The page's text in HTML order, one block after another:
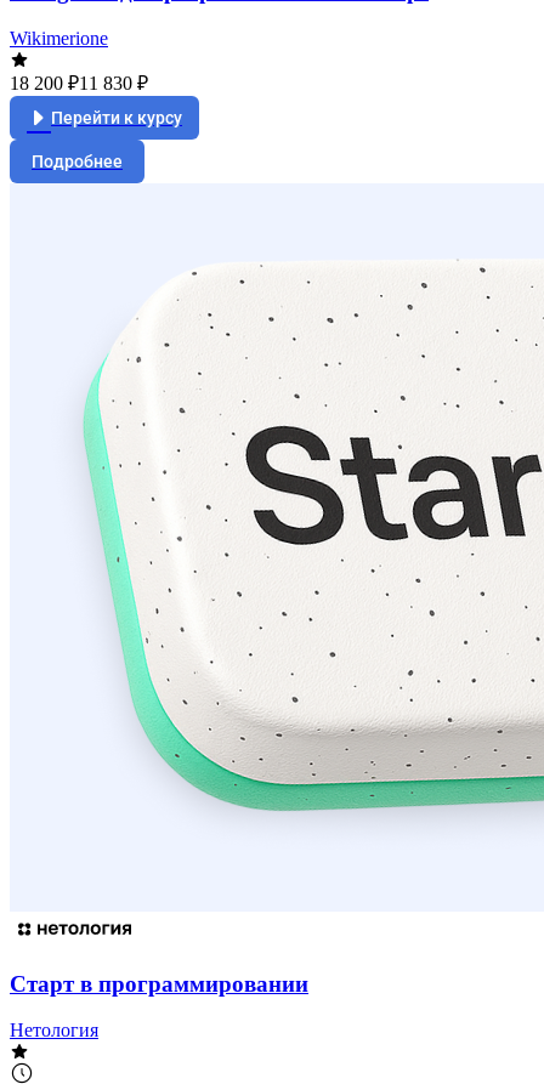
Wikimerione
18 200 ₽11 830 ₽
Перейти к курсу
Подробнее
Старт в программировании
Нетология